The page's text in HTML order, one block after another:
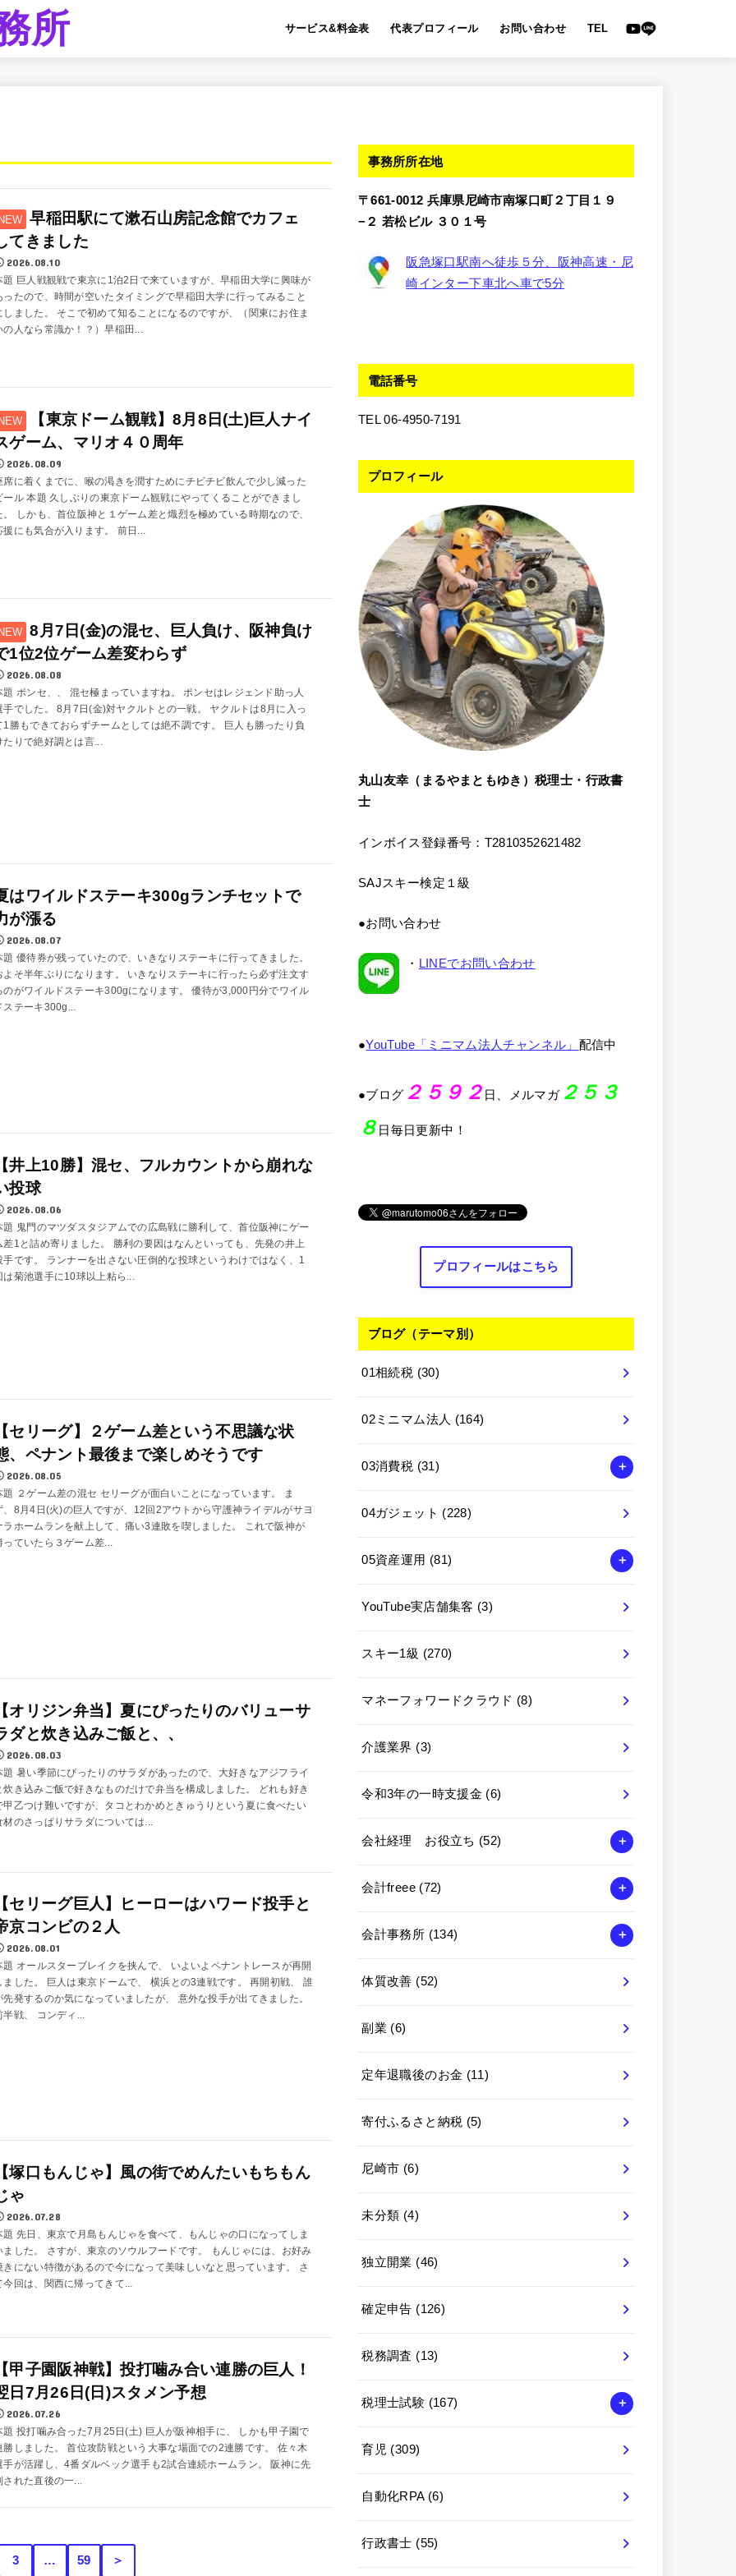
所 サービス&料金表 代表プロフィール お問い合わせ TEL
早稲田駅にて漱石山房記念館でカフェ
てきました
2026.08.10
題 巨人戦観戦で東京に1泊2日で来ていますが、早稲田大学に興味が
ったので、時間が空いたタイミングで早稲田大学に行ってみること
しました。 そこで初めて知ることになるのですが、（関東にお住ま
の人なら常識か！？）早稲田...
【東京ドーム観戦】8月8日(土)巨人ナイ
ゲーム、マリオ４０周年
2026.08.09
席に着くまでに、喉の渇きを潤すためにチビチビ飲んで少し減った
ール 本題 久しぶりの東京ドーム観戦にやってくることができまし
。 しかも、首位阪神と１ゲーム差と熾烈を極めている時期なので、
援にも気合が入ります。 前日...
8月7日(金)の混セ、巨人負け、阪神負け
1位2位ゲーム差変わらず
2026.08.08
題 ポンセ、、 混セ極まっていますね。 ポンセはレジェンド助っ人
手でした。 8月7日(金)対ヤクルトとの一戦。 ヤクルトは8月に入っ
1勝もできておらずチームとしては絶不調です。 巨人も勝ったり負
たりで絶好調とは言...
はワイルドステーキ300gランチセットで
が漲る
2026.08.07
題 優待券が残っていたので、いきなりステーキに行ってきました。
よそ半年ぶりになります。 いきなりステーキに行ったら必ず注文す
のがワイルドステーキ300gになります。 優待が3,000円分でワイル
ステーキ300g...
井上10勝】混セ、フルカウントから崩れな
投球
2026.08.06
題 鬼門のマツダスタジアムでの広島戦に勝利して、首位阪神にゲー
差1と詰め寄りました。 勝利の要因はなんといっても、先発の井上
手です。 ランナーを出さない圧倒的な投球というわけではなく、1
は菊池選手に10球以上粘ら...
セリーグ】２ゲーム差という不思議な状
、ペナント最後まで楽しめそうです
2026.08.05
題 ２ゲーム差の混セ セリーグが面白いことになっています。 ま
、8月4日(火)の巨人ですが、12回2アウトから守護神ライデルがサヨ
ラホームランを献上して、痛い3連敗を喫しました。 これで阪神が
っていたら３ゲーム差...
オリジン弁当】夏にぴったりのバリューサ
ダと炊き込みご飯と、、
2026.08.03
題 暑い季節にぴったりのサラダがあったので、大好きなアジフライ
炊き込みご飯で好きなものだけで弁当を構成しました。 どれも好き
甲乙つけ難いですが、タコとわかめときゅうりという夏に食べたい
材のさっぱりサラダについては...
セリーグ巨人】ヒーローはハワード投手と
京コンビの２人
2026.08.01
題 オールスターブレイクを挟んで、 いよいよペナントレースが再開
ました。 巨人は東京ドームで、 横浜との3連戦です。 再開初戦、 誰
先発するのか気になっていましたが、 意外な投手が出てきました。
半戦、 コンディ...
塚口もんじゃ】風の街でめんたいもちもん
ゃ
2026.07.28
題 先日、東京で月島もんじゃを食べて、もんじゃの口になってしま
ました。 さすが、東京のソウルフードです。 もんじゃには、お好み
きにない特徴があるので今になって美味しいなと思っています。 さ
今回は、関西に帰ってきて...
甲子園阪神戦】投打噛み合い連勝の巨人！
日7月26日(日)スタメン予想
2026.07.26
題 投打噛み合った7月25日(土) 巨人が阪神相手に、 しかも甲子園で
勝しました。 首位攻防戦という大事な場面での2連勝です。 佐々木
手が活躍し、4番ダルベック選手も2試合連続ホームラン。 阪神に先
された直後の一...
3 … 59 ＞
事務所所在地
〒661-0012 兵庫県尼崎市南塚口町２丁目１９
−２ 若松ビル ３０１号
阪急塚口駅南へ徒歩５分、阪神高速・尼
崎インター下車北へ車で5分
電話番号
TEL 06-4950-7191
プロフィール
丸山友幸（まるやまともゆき）税理士・行政書
士
インボイス登録番号：T2810352621482
SAJスキー検定１級
●お問い合わせ
・ LINEでお問い合わせ
●YouTube「ミニマム法人チャンネル」 配信中
●ブログ ２５９２ 日、メルマガ２５３
８ 日毎日更新中！
プロフィールはこちら
ブログ（テーマ別）
01相続税 (30)
02ミニマム法人 (164)
03消費税 (31)
04ガジェット (228)
05資産運用 (81)
YouTube実店舗集客 (3)
スキー1級 (270)
マネーフォワードクラウド (8)
介護業界 (3)
令和3年の一時支援金 (6)
会社経理 お役立ち (52)
会計freee (72)
会計事務所 (134)
体質改善 (52)
副業 (6)
定年退職後のお金 (11)
寄付ふるさと納税 (5)
尼崎市 (6)
未分類 (4)
独立開業 (46)
確定申告 (126)
税務調査 (13)
税理士試験 (167)
育児 (309)
自動化RPA (6)
行政書士 (55)